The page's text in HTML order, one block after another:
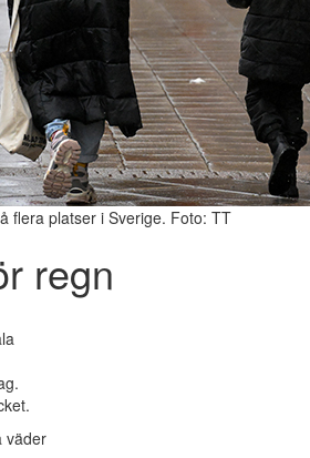
flera platser i Sverige. Foto: TT
regn
väder